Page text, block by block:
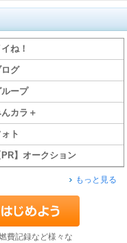
ね！
ログ
ループ
カラ＋
ト
PR】オークション
もっと見る
費記録など様々な